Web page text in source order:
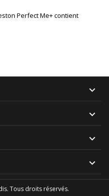
Perfect Me+ contient




Tous droits réservés.